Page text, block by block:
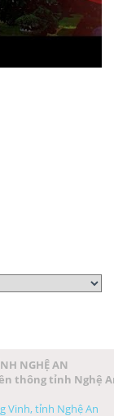
NGHỆ AN
thông tỉnh Nghệ
Vinh, tỉnh Nghệ An